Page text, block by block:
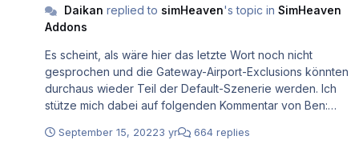
Daikan replied to simHeaven's topic in SimHeaven
Addons
Es scheint, als wäre hier das letzte Wort noch nicht
gesprochen und die Gateway-Airport-Exclusions könnten
durchaus wieder Teil der Default-Szenerie werden. Ich
stütze mich dabei auf folgenden Kommentar von Ben:
access-is-here/#comment-41895 Also vielleicht erstmal
September 15, 20223 yr 664 replies